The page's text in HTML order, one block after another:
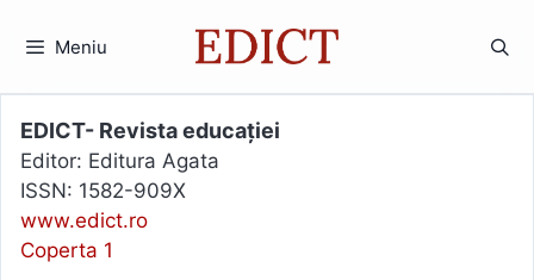
Meniu
EDICT- Revista educației
Editor: Editura Agata
ISSN: 1582-909X
www.edict.ro
Coperta 1